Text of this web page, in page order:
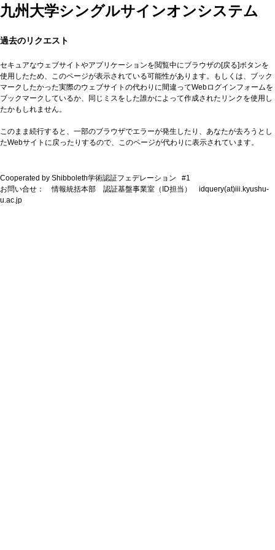
九州大学シングルサインオンシステム
過去のリクエスト
セキュアなウェブサイトやアプリケーションを閲覧中にブラウザの[戻る]ボタンを
使用したため、このページが表示されている可能性があります。もしくは、ブック
マークしたかった実際のウェブサイトの代わりに間違ってWebログインフォームを
ブックマークしているか、同じミスをした誰かによって作成されたリンクを使用し
たかもしれません。
このまま続行すると、一部のブラウザでエラーが発生したり、あなたが去ろうとし
たWebサイトに戻ったりするので、このページが代わりに表示されています。
Cooperated by Shibboleth学術認証フェデレーション #1
お問い合せ： 情報統括本部 認証基盤事業室（ID担当） idquery(at)iii.kyushu-
u.ac.jp